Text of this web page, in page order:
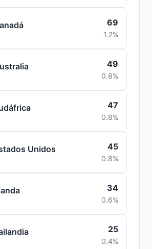
69
1.2%
49
0.8%
47
0.8%
Unidos 45
0.8%
34
0.6%
25
0.4%